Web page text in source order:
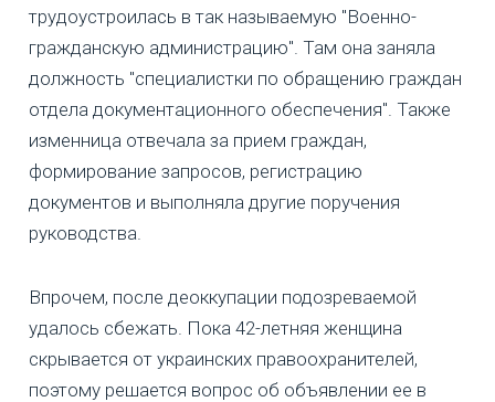
трудоустроилась в так называемую "Военно-
гражданскую администрацию". Там она заняла
должность "специалистки по обращению граждан
отдела документационного обеспечения". Также
изменница отвечала за прием граждан,
формирование запросов, регистрацию
документов и выполняла другие поручения
руководства.
Впрочем, после деоккупации подозреваемой
удалось сбежать. Пока 42-летняя женщина
скрывается от украинских правоохранителей,
поэтому решается вопрос об объявлении ее в